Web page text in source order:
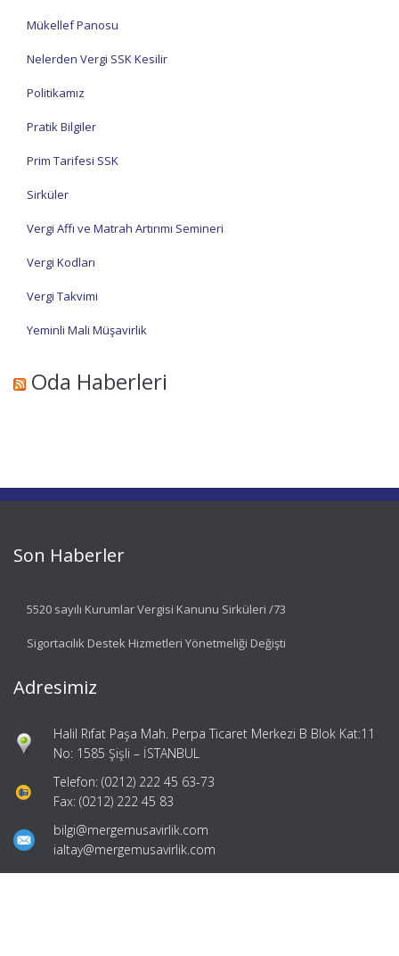
Mükellef Panosu
Nelerden Vergi SSK Kesilir
Politikamız
Pratik Bilgiler
Prim Tarifesi SSK
Sirküler
Vergi Affı ve Matrah Artırımı Semineri
Vergi Kodları
Vergi Takvimi
Yeminli Mali Müşavirlik
Oda Haberleri
Son Haberler
5520 sayılı Kurumlar Vergisi Kanunu Sirküleri /73
Sigortacılık Destek Hizmetleri Yönetmeliği Değişti
Adresimiz
Halil Rıfat Paşa Mah. Perpa Ticaret Merkezi B Blok Kat:11
No: 1585 Şişli – İSTANBUL
Telefon: (0212) 222 45 63-73
Fax: (0212) 222 45 83
bilgi@mergemusavirlik.com
ialtay@mergemusavirlik.com